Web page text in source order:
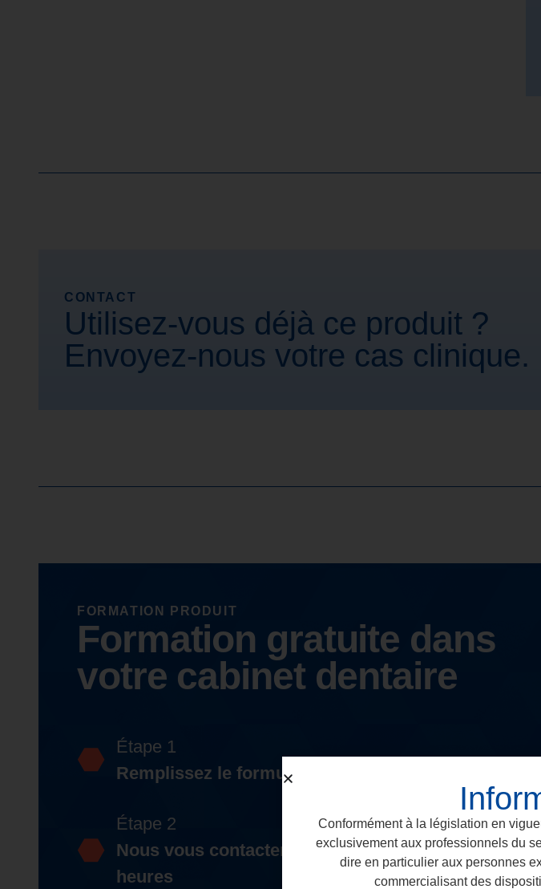
CONTACT
Utilisez-vous déjà ce produit ?
Envoyez-nous votre cas clinique.
FORMATION PRODUIT
Formation gratuite dans
votre cabinet dentaire
Étape 1
Remplissez le formulaire
Étape 2
Nous vous contacterons dans un délai de 24
heures
Conformément à la législation en
exclusivement aux professionnels du
dire en particulier aux personnes
commercialisant des